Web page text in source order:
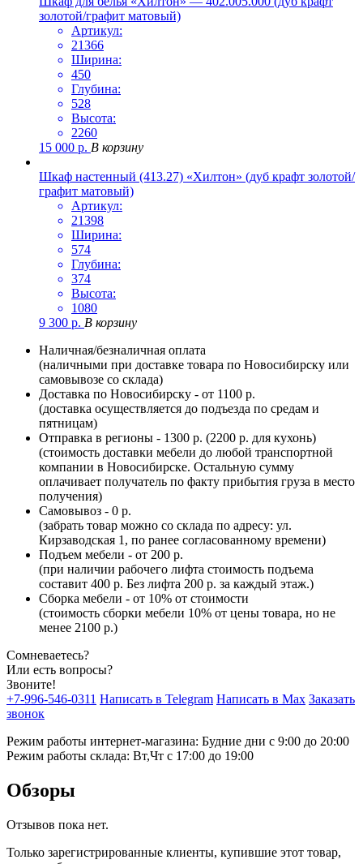
золотой/графит матовый)
Артикул:
21366
Ширина:
450
Глубина:
528
Высота:
2260
15 000 р. В корзину
Шкаф настенный (413.27) «Хилтон» (дуб крафт золотой/
графит матовый)
Артикул:
21398
Ширина:
574
Глубина:
374
Высота:
1080
9 300 р. В корзину
Наличная/безналичная оплата
(наличными при доставке товара по Новосибирску или
самовывозе со склада)
Доставка по Новосибирску - от 1100 р.
(доставка осуществляется до подъезда по средам и
пятницам)
Отправка в регионы - 1300 р. (2200 р. для кухонь)
(стоимость доставки мебели до любой транспортной
компании в Новосибирске. Остальную сумму
оплачивает получатель по факту прибытия груза в место
получения)
Самовывоз - 0 р.
(забрать товар можно со склада по адресу: ул.
Кирзаводская 1, по ранее согласованному времени)
Подъем мебели - от 200 р.
(при наличии рабочего лифта стоимость подъема
составит 400 р. Без лифта 200 р. за каждый этаж.)
Сборка мебели - от 10% от стоимости
(стоимость сборки мебели 10% от цены товара, но не
менее 2100 р.)
Сомневаетесь?
Или есть вопросы?
Звоните!
+7-996-546-0311 Написать в Telegram Написать в Max Заказать
звонок
Режим работы интернет-магазина: Будние дни с 9:00 до 20:00
Режим работы склада: Вт,Чт с 17:00 до 19:00
Обзоры
Отзывов пока нет.
Только зарегистрированные клиенты, купившие этот товар,